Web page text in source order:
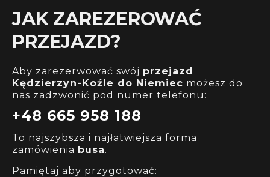
JAK ZAREZEROWAĆ
PRZEJAZD?
Aby zarezerwować swój przejazd
Kędzierzyn-Koźle do Niemiec możesz do
nas zadzwonić pod numer telefonu:
+48 665 958 188
To najszybsza i najłatwiejsza forma
zamówienia busa.
Pamiętaj aby przygotować: